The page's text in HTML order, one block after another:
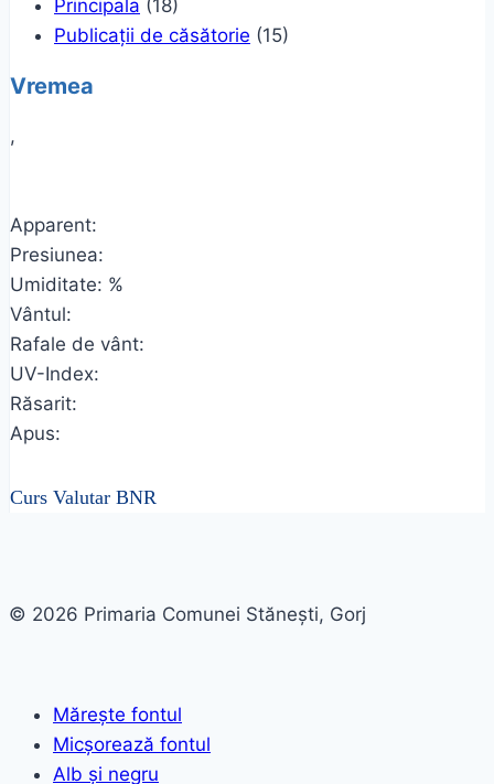
Principala (18)
Publicații de căsătorie (15)
Vremea
,
Apparent:
Presiunea:
Umiditate: %
Vântul:
Rafale de vânt:
UV-Index:
Răsarit:
Apus:
Curs Valutar BNR
© 2026 Primaria Comunei Stănești, Gorj
Mărește fontul
Micșorează fontul
Alb și negru